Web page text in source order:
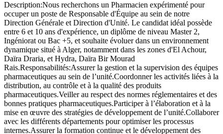
Description:Nous recherchons un Pharmacien expérimenté pour
occuper un poste de Responsable d'Équipe au sein de notre
Direction Générale et Direction d'Unité. Le candidat idéal possède
entre 6 et 10 ans d'expérience, un diplôme de niveau Master 2,
Ingéniorat ou Bac +5, et souhaite évoluer dans un environnement
dynamique situé à Alger, notamment dans les zones d'El Achour,
Daïra Draria, et Hydra, Daïra Bir Mourad
Rais.Responsabilités:Assurer la gestion et la supervision des équipes
pharmaceutiques au sein de l’unité.Coordonner les activités liées à la
distribution, au contrôle et à la qualité des produits
pharmaceutiques.Veiller au respect des normes réglementaires et des
bonnes pratiques pharmaceutiques.Participer à l’élaboration et à la
mise en œuvre des stratégies de développement de l’unité.Collaborer
avec les différents départements pour optimiser les processus
internes.Assurer la formation continue et le développement des